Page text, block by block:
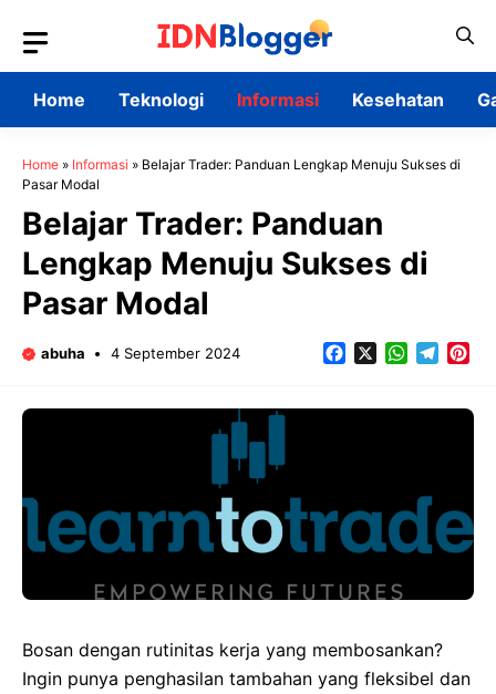
content
Home
Teknologi Informasi Kesehatan
Home » Informasi » Belajar Trader: Panduan Lengkap Menuju Sukses di
Pasar Modal
Belajar Trader: Panduan
Lengkap Menuju Sukses di
Pasar Modal
abuha 4 September 2024 FacebookWhatsApp
Bosan dengan rutinitas kerja yang membosankan?
Ingin punya penghasilan tambahan yang fleksibel dan